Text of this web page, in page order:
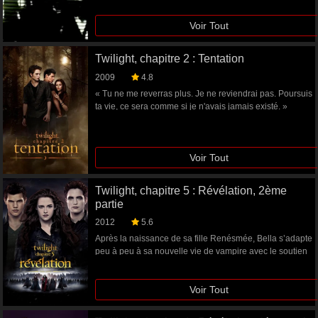
Voir Tout
Twilight, chapitre 2 : Tentation
2009
4.8
« Tu ne me reverras plus. Je ne reviendrai pas. Poursuis
ta vie, ce sera comme si je n'avais jamais existé. »
oublier son amour pour un vampire et revenir à une vie
normale ? Pour combler son vide affectif, Bella court
après le danger et prends des risques de plus en plus
inconsidérés. Edward n'étant plus là pour la protéger,
c'est Jacob, l'ami discret et indéfectible qui va la
défendre et veiller sur elle. Mais peu à peu elle réalise
l'ambigüité des sentiments qu'ils éprouvent l'un envers
l'autre...
Voir Tout
Twilight, chapitre 5 : Révélation, 2ème
partie
2012
5.6
Après la naissance de sa fille Renésmée, Bella s’adapte
peu à peu à sa nouvelle vie de vampire avec le soutien
nouveau genre, les Volturi déclarent la guerre à la
famille Cullen. Pour préparer leur défense, les Cullen
vont parcourir le monde pour rassembler les familles de
vampires alliées et tenter de repousser les Volturi lors
Voir Tout